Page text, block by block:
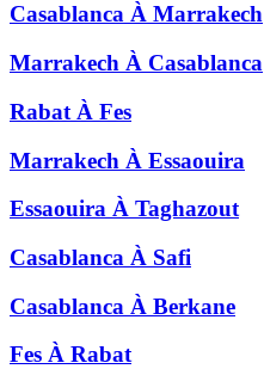
Casablanca À Marrakech
Marrakech À Casablanca
Rabat À Fes
Marrakech À Essaouira
Essaouira À Taghazout
Casablanca À Safi
Casablanca À Berkane
Fes À Rabat